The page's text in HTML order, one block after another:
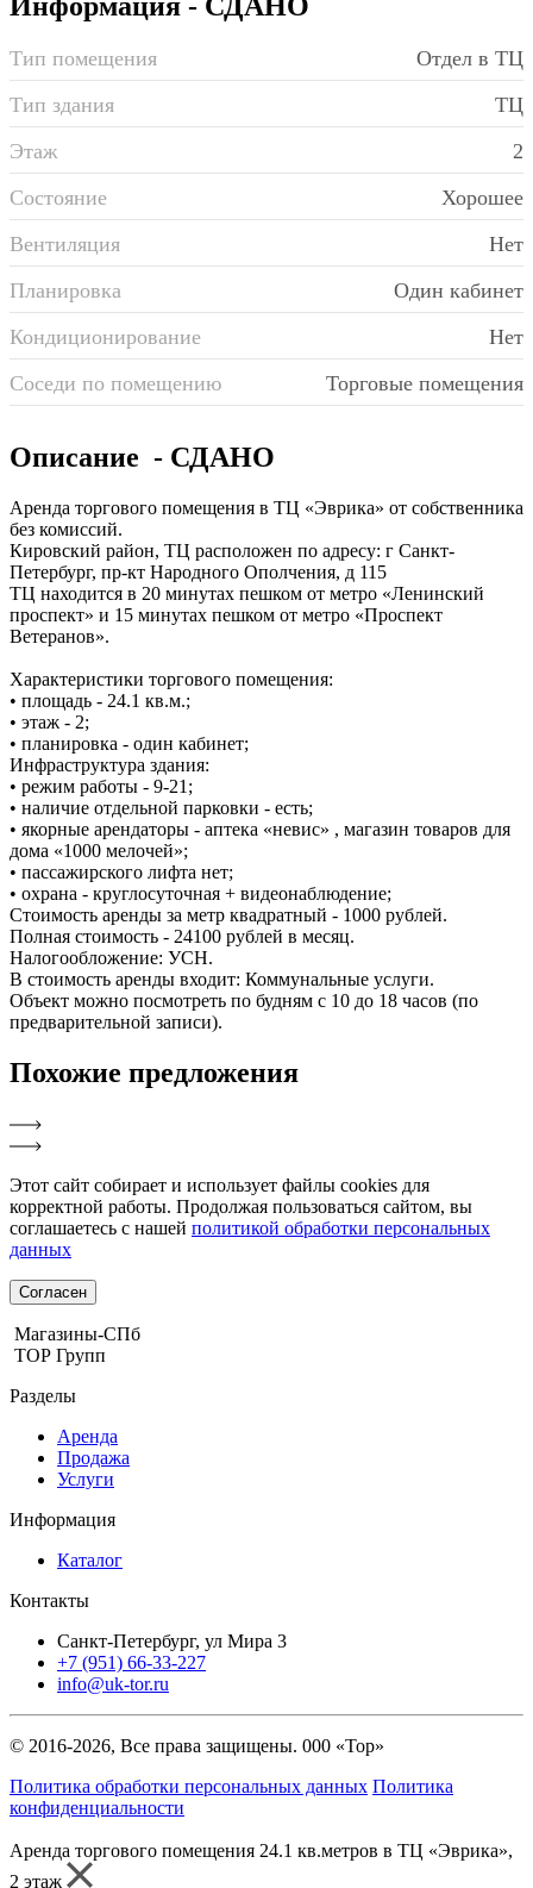
Тип помещения
Отдел в ТЦ
Тип здания
ТЦ
Этаж
2
Состояние
Хорошее
Вентиляция
Нет
Планировка
Один кабинет
Кондиционирование
Нет
Соседи по помещению
Торговые помещения
Описание - СДАНО
Аренда торгового помещения в ТЦ «Эврика» от собственника
без комиссий.
Кировский район, ТЦ расположен по адресу: г Санкт-
Петербург, пр-кт Народного Ополчения, д 115
ТЦ находится в 20 минутах пешком от метро «Ленинский
проспект» и 15 минутах пешком от метро «Проспект
Ветеранов».
Характеристики торгового помещения:
• площадь - 24.1 кв.м.;
• этаж - 2;
• планировка - один кабинет;
Инфраструктура здания:
• режим работы - 9-21;
• наличие отдельной парковки - есть;
• якорные арендаторы - аптека «невис» , магазин товаров для
дома «1000 мелочей»;
• пассажирского лифта нет;
• охрана - круглосуточная + видеонаблюдение;
Стоимость аренды за метр квадратный - 1000 рублей.
Полная стоимость - 24100 рублей в месяц.
Налогообложение: УСН.
В стоимость аренды входит: Коммунальные услуги.
Объект можно посмотреть по будням с 10 до 18 часов (по
предварительной записи).
Похожие предложения
Этот сайт собирает и использует файлы cookies для
корректной работы. Продолжая пользоваться сайтом, вы
соглашаетесь с нашей политикой обработки персональных
данных
Согласен
Магазины-СПб
ТОР Групп
Разделы
Аренда
Продажа
Услуги
Информация
Каталог
Контакты
Санкт-Петербург, ул Мира 3
+7 (951) 66-33-227
info@uk-tor.ru
© 2016-2026, Все права защищены. 000 «Тор»
Политика обработки персональных данных Политика
конфиденциальности
Аренда торгового помещения 24.1 кв.метров в ТЦ «Эврика»,
2 этаж